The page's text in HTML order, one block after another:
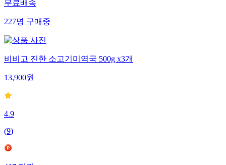
무료배송
227명구매중
비비고 진한 소고기미역국 500g x3개
13,900원
4.9
(9)